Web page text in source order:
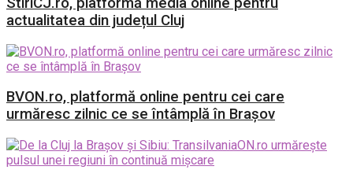
actualitatea din județul Cluj
BVON.ro, platformă online pentru cei care
urmăresc zilnic ce se întâmplă în Brașov